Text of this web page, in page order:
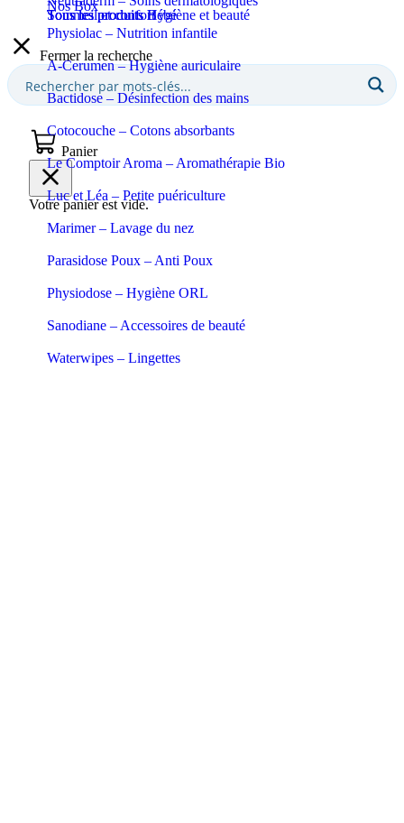
Sommeil et confort
Tous les produits Bébé
Tous les produits Hygiène et beauté
Physiolac – Nutrition infantile
A-Cerumen – Hygiène auriculaire
Bactidose – Désinfection des mains
Cotocouche – Cotons absorbants
Le Comptoir Aroma – Aromathérapie Bio
Luc et Léa – Petite puériculture
Marimer – Lavage du nez
Parasidose Poux – Anti Poux
Physiodose – Hygiène ORL
Sanodiane – Accessoires de beauté
Waterwipes – Lingettes
Nos Box
Fermer la recherche
Panier
Votre panier est vide.